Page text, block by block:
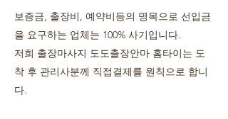
보증금, 출장비, 예약비등의 명목으로 선입금
을 요구하는 업체는 100% 사기입니다.
저희 출장마사지 도도출장안마 홈타이는 도
착 후 관리사분께 직접결제를 원칙으로 합니
다.